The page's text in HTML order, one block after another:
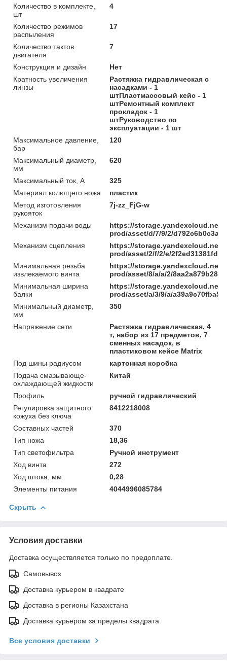
Количество в комплекте,
шт
4
Количество режимов
распыления
17
Количество тактов
двигателя
7
Конструкция и дизайн
Нет
Кратность увеличения
линзы
Растяжка гидравлическая с
насадками - 1
штПластмассовый кейс - 1
штРемонтный комплект
прокладок - 1
штРуководство по
эксплуатации - 1 шт
Максимальное давление,
бар
120
Максимальный диаметр,
мм
620
Максимальный ток, А
325
Материал колющего ножа
пластик
Метод изготовления
рукояток
7j-zz_FjG-w
Механизм подачи воды
https://storage.yandexcloud.net/
prod/asset/d/7/9/2/
Механизм сцепления
https://storage.yandexcloud.net/
prod/asset/2/f/2/e/
Минимальная резьба
извлекаемого винта
https://storage.yandexcloud.net/
prod/asset/8/a/a/2/
Минимальная ширина
балки
https://storage.yandexcloud.net/
prod/asset/a/3/9/a/
Минимальный диаметр,
мм
350
Напряжение сети
Растяжка гидравлическая, 4
т, набор из 17 предметов, 7
сменных насадок, в
пластиковом кейсе Matrix
Под шины радиусом
картонная коробка
Подача смазывающе-
охлаждающей жидкости
Китай
Профиль
ручной гидравлический
Регулировка защитного
кожуха без ключа
8412218008
Составных частей
370
Тип ножа
18,36
Тип светофильтра
Ручной инструмент
Ход винта
272
Ход штока, мм
0,28
Элементы питания
4044996085784
Скрыть
Условия доставки
Доставка осуществляется только по предоплате.
Самовывоз
Доставка курьером в квадрате
Доставка в регионы Казахстана
Доставка курьером за пределы квадрата
Все условия доставки